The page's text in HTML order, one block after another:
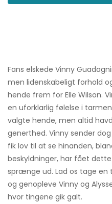
Fans elskede Vinny
men lidenskabeligt forhold
hende frem for Elle Wilson.
en uforklarlig følelse i
valgte hende, men altid
generthed. Vinny sender
fik lov til at se hinanden,
beskyldninger, har fået
sprænge ud. Lad os tage en
og genopleve Vinny og
hvor tingene gik galt.